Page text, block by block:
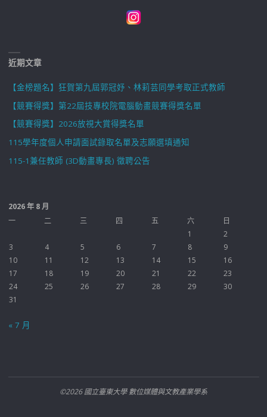
近期文章
【金榜題名】狂賀第九屆郭冠妤、林莉芸同學考取正式教師
【競賽得獎】第22屆技專校院電腦動畫競賽得獎名單
【競賽得獎】2026放視大賞得獎名單
115學年度個人申請面試錄取名單及志願選填通知
115-1兼任教師 (3D動畫專長) 徵聘公告
2026 年 8 月
一
二 三 四 五 六
日
1
2
3
4 5 6 7 8
9
10
11 12 13 14 15
16
17
18 19 20 21 22
23
24
25 26 27 28 29
30
31
« 7 月
©2026 國立臺東大學 數位媒體與文教產業學系